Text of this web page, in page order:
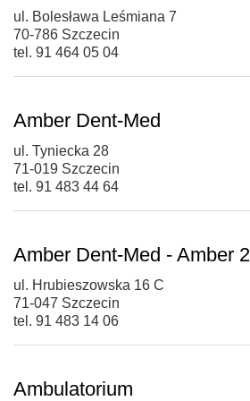
ul. Bolesława Leśmiana 7
70-786 Szczecin
tel. 91 464 05 04
Amber Dent-Med
ul. Tyniecka 28
71-019 Szczecin
tel. 91 483 44 64
Amber Dent-Med - Amber 2
ul. Hrubieszowska 16 C
71-047 Szczecin
tel. 91 483 14 06
Ambulatorium